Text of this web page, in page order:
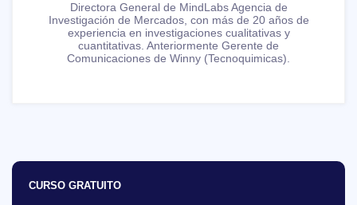
Directora General de MindLabs Agencia de
Investigación de Mercados, con más de 20 años de
experiencia en investigaciones cualitativas y
cuantitativas. Anteriormente Gerente de
Comunicaciones de Winny (Tecnoquimicas).
CURSO GRATUITO